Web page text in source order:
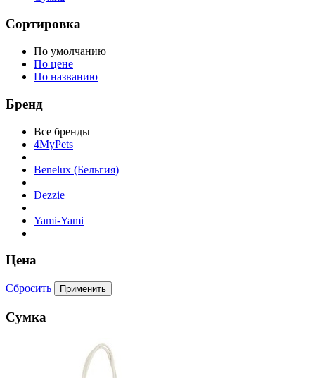
Сортировка
По умолчанию
По цене
По названию
Бренд
Все бренды
4MyPets
Benelux (Бельгия)
Dezzie
Yami-Yami
Цена
Сбросить
Сумка